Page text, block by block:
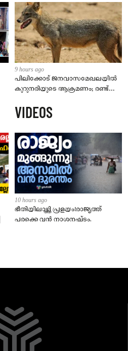
9 hours ago
പിലിക്കോട് ജനവാസമേഖലയിൽ
കുറുനരിയുടെ ആക്രമണം; രണ്ട്
നിർദേശം നൽകി പഞ്ചായത്ത്
VIDEOS
10 hours ago
ഭീതിയിലാഴ്ത്തി പ്രളയം!രാജ്യത്ത്
പരക്കെ വൻ നാശനഷ്ടം.